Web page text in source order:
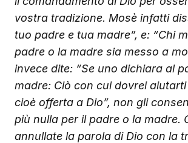
vostra tradizione. Mosè infatti
tuo padre e tua madre”, e: “Chi
padre o la madre sia messo a
invece dite: “Se uno dichiara al
madre: Ciò con cui dovrei
cioè offerta a Dio”, non gli
più nulla per il padre o la madre.
annullate la parola di Dio con la